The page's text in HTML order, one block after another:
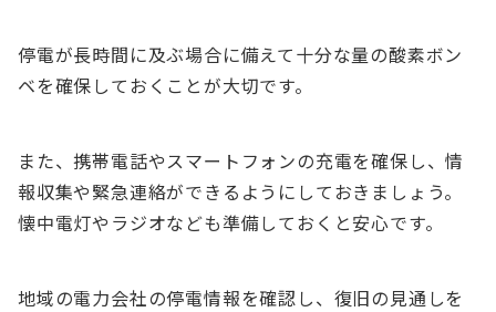
停電が長時間に及ぶ場合に備えて十分な量の酸素ボン
ベを確保しておくことが大切です。
また、携帯電話やスマートフォンの充電を確保し、情
報収集や緊急連絡ができるようにしておきましょう。
懐中電灯やラジオなども準備しておくと安心です。
地域の電力会社の停電情報を確認し、復旧の見通しを